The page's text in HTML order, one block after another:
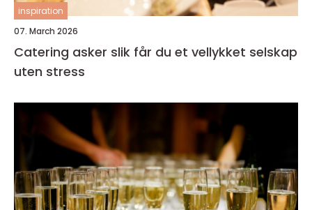
inspiration
07. March 2026
Catering asker slik får du et vellykket selskap
uten stress